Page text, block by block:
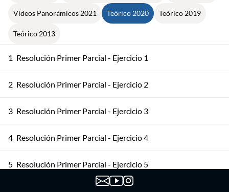
Videos Panorámicos 2021 Teórico 2020 Teórico 2019
Teórico 2013
1 Resolución Primer Parcial - Ejercicio 1
2 Resolución Primer Parcial - Ejercicio 2
3 Resolución Primer Parcial - Ejercicio 3
4 Resolución Primer Parcial - Ejercicio 4
5 Resolución Primer Parcial - Ejercicio 5